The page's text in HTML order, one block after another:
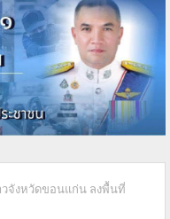
วจังหวัดขอนแก่น ลงพื้นที่